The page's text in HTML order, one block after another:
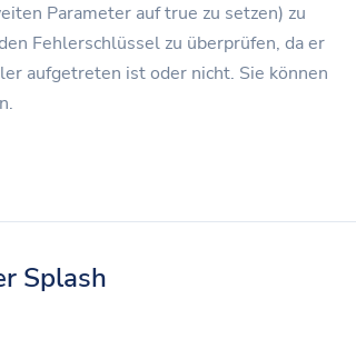
Parameter auf true zu setzen) zu
Fehlerschlüssel zu überprüfen, da er
aufgetreten ist oder nicht. Sie können
Splash